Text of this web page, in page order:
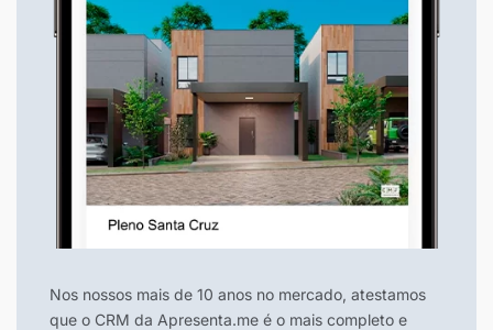
Nos nossos mais de 10 anos no mercado, atestamos
que o CRM da Apresenta.me é o mais completo e